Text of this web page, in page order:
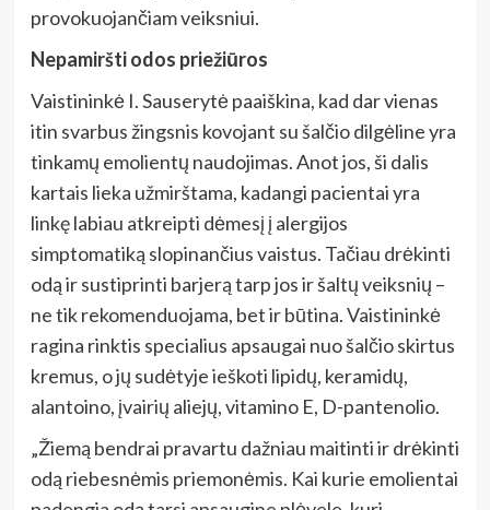
provokuojančiam veiksniui.
Nepamiršti odos priežiūros
Vaistininkė I. Sauserytė paaiškina, kad dar vienas
itin svarbus žingsnis kovojant su šalčio dilgėline yra
tinkamų emolientų naudojimas. Anot jos, ši dalis
kartais lieka užmirštama, kadangi pacientai yra
linkę labiau atkreipti dėmesį į alergijos
simptomatiką slopinančius vaistus. Tačiau drėkinti
odą ir sustiprinti barjerą tarp jos ir šaltų veiksnių –
ne tik rekomenduojama, bet ir būtina. Vaistininkė
ragina rinktis specialius apsaugai nuo šalčio skirtus
kremus, o jų sudėtyje ieškoti lipidų, keramidų,
alantoino, įvairių aliejų, vitamino E, D-pantenolio.
„Žiemą bendrai pravartu dažniau maitinti ir drėkinti
odą riebesnėmis priemonėmis. Kai kurie emolientai